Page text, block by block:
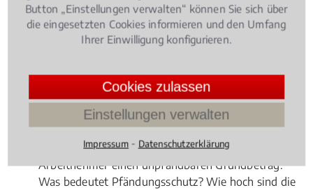
Wie hoch ist der Pfändungsschutz beim
Arbeitseinkommen?
Beim Arbeitseinkommen gibt es für verschuldete
Arbeitnehmer einen unpfändbaren Grundbetrag.
Was bedeutet Pfändungsschutz? Wie hoch sind die
Button „Einstellungen verwalten“ können Sie sich über
die eingesetzten Cookies informieren und den Umfang
Ihrer Einwilligung konfigurieren.
Cookies zulassen
Einstellungen verwalten
Impressum ⁃ Datenschutzerklärung